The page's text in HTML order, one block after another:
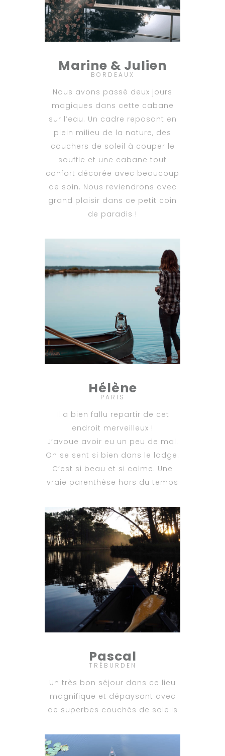
Marine & Julien
BORDEAUX
Nous avons passé deux jours
magiques dans cette cabane
sur l’eau. Un cadre reposant en
plein milieu de la nature, des
couchers de soleil à couper le
souffle et une cabane tout
confort décorée avec beaucoup
de soin. Nous reviendrons avec
grand plaisir dans ce petit coin
de paradis !
Hélène
PARIS
Il a bien fallu repartir de cet
endroit merveilleux !
J’avoue avoir eu un peu de mal.
On se sent si bien dans le lodge.
C’est si beau et si calme. Une
vraie parenthèse hors du temps
Pascal
TRÉBURDEN
Un très bon séjour dans ce lieu
magnifique et dépaysant avec
de superbes couchés de soleils